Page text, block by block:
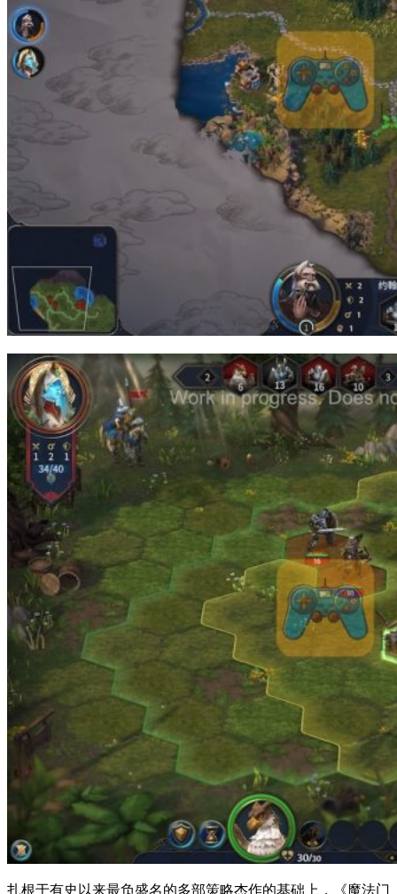
扎根于有史以来最负盛名的多部策略杰作的基础上，《魔法门